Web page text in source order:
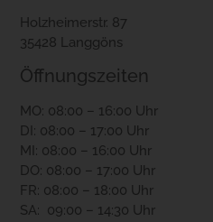
Holzheimerstr. 87
35428 Langgöns
Öffnungszeiten
MO: 08:00 – 16:00 Uhr
DI: 08:00 – 17:00 Uhr
MI: 08:00 – 16:00 Uhr
DO: 08:00 – 17:00 Uhr
FR: 08:00 – 18:00 Uhr
SA: 09:00 – 14:30 Uhr